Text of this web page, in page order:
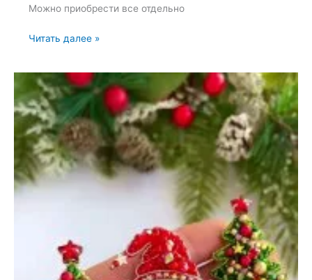
Можно приобрести все отдельно
Броши:
Рукавичка
Читать далее »